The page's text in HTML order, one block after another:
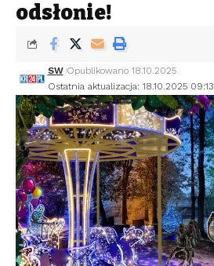
odsłonie!
Ostatnia aktualizacja: 18.10.2025 09:13
SW Opublikowano 18.10.2025